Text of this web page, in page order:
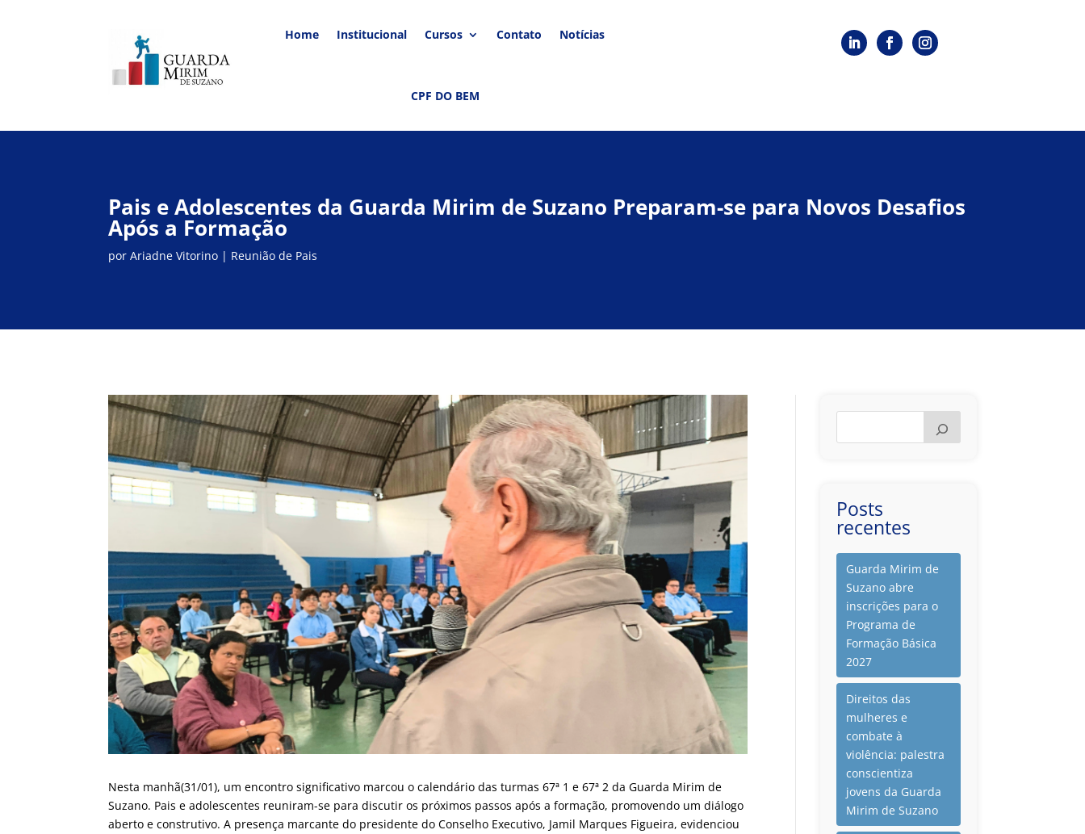
Home Institucional Cursos Contato Notícias
CPF DO BEM
Pais e Adolescentes da Guarda Mirim de Suzano Preparam-se para Novos Desafios
Após a Formação
porAriadne Vitorino | Reunião de Pais
Nesta manhã(31/01), um encontro significativo marcou o calendário das turmas 67ª 1 e 67ª 2 da Guarda Mirim de
Suzano. Pais e adolescentes reuniram-se para discutir os próximos passos após a formação, promovendo um diálogo
aberto e construtivo. A presença marcante do presidente do Conselho Executivo, Jamil Marques Figueira, evidenciou
Posts
recentes
Guarda Mirim de
Suzano abre
inscrições para o
Programa de
Formação Básica
2027
Direitos das
mulheres e
combate à
violência: palestra
conscientiza
jovens da Guarda
Mirim de Suzano